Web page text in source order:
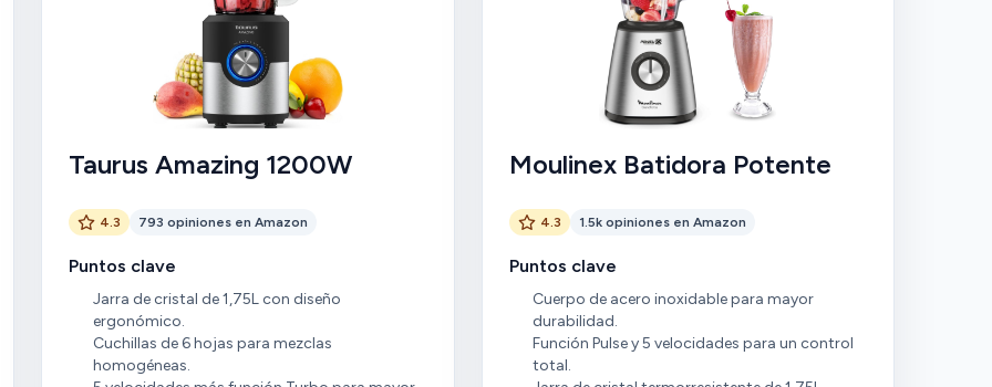
Taurus Amazing 1200W
4.3 793 opiniones en Amazon
Puntos clave
Jarra de cristal de 1,75L con diseño
ergonómico.
Cuchillas de 6 hojas para mezclas
homogéneas.
Moulinex Batidora Potente
4.3 1.5k opiniones en Amazon
Puntos clave
Cuerpo de acero inoxidable para mayor
durabilidad.
Función Pulse y 5 velocidades para un control
total.